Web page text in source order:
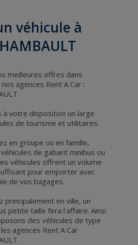
véhicule à
meilleures offres dans
agences Rent A Car :
à votre disposition un large
de tourisme et utilitaires.
en groupe ou en famille,
de gabarit minibus ou
véhicules offrent un volume
pour emporter avec
de vos bagages.
principalement en ville, un
petite taille fera l'affaire. Ainsi
des véhicules de type
agences Rent A Car